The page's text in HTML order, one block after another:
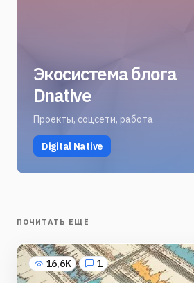
Экосистема блога
Dnative
Проекты, соцсети, работа
Digital Native
ПОЧИТАТЬ ЕЩЁ
16,6K 1